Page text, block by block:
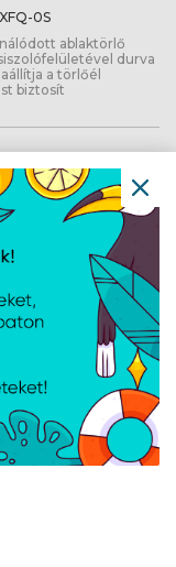
0S
ablaktörlő
durva
a törlőél
biztosít
30 másodperc alatt
gumisérüléseket és
(durva és